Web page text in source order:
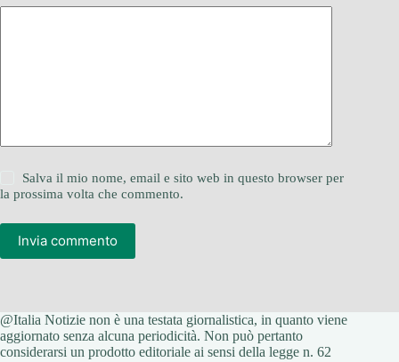
Salva il mio nome, email e sito web in questo browser per
la prossima volta che commento.
Invia commento
@Italia Notizie non è una testata giornalistica, in quanto viene
aggiornato senza alcuna periodicità. Non può pertanto
considerarsi un prodotto editoriale ai sensi della legge n. 62